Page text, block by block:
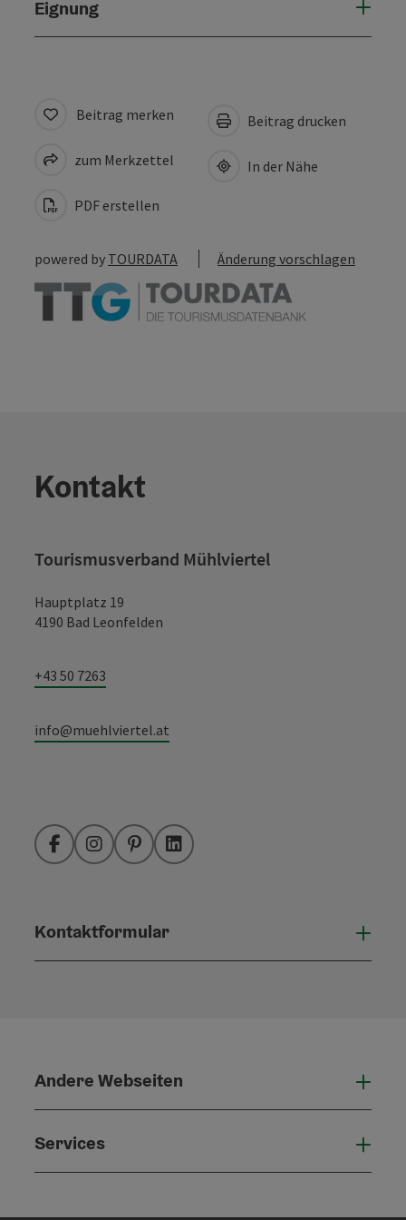
Eignung
Beitrag merken
zum Merkzettel
PDF erstellen
Beitrag drucken
In der Nähe
powered by TOURDATA Änderung vorschlagen
Kontakt
Tourismusverband Mühlviertel
Hauptplatz 19
4190 Bad Leonfelden
+43 50 7263
info@muehlviertel.at
FacebookInstagramPinterestLinkedIn
Kontaktformular
Andere Webseiten
Services